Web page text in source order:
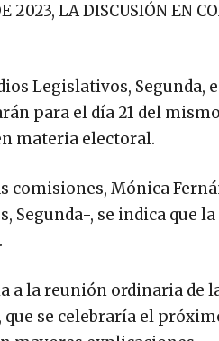
2023, LA DISCUSIÓN EN
Legislativos, Segunda,
para el día 21 del
materia electoral.
Mónica
Segunda-, se indica que
la reunión ordinaria de
se celebraría el